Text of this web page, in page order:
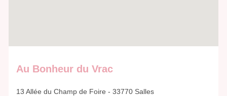
Au Bonheur du Vrac
13 Allée du Champ de Foire - 33770 Salles